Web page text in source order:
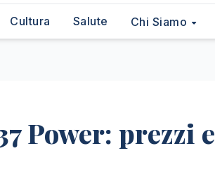
Cultura Salute Chi Siamo
Power: prezzi e